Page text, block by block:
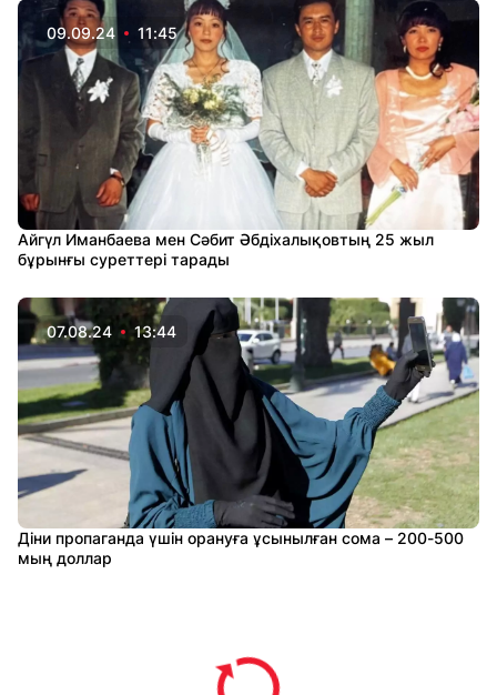
09.09.24 11:45
Айгүл Иманбаева мен Сәбит Әбдіхалықовтың 25 жыл
бұрынғы суреттері тарады
07.08.24 13:44
Діни пропаганда үшін орануға ұсынылған сома – 200-500
мың доллар